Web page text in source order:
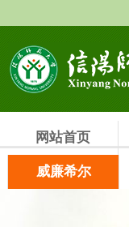
网站首页
威廉希尔